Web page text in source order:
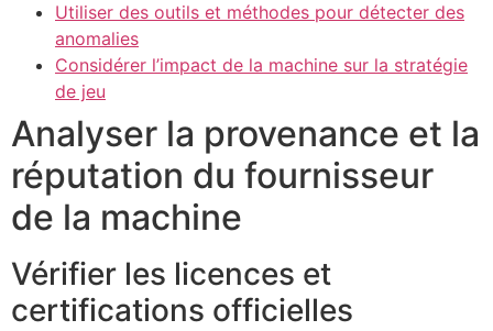
Utiliser des outils et méthodes pour détecter des
anomalies
Considérer l’impact de la machine sur la stratégie
de jeu
Analyser la provenance et la
réputation du fournisseur
de la machine
Vérifier les licences et
certifications officielles